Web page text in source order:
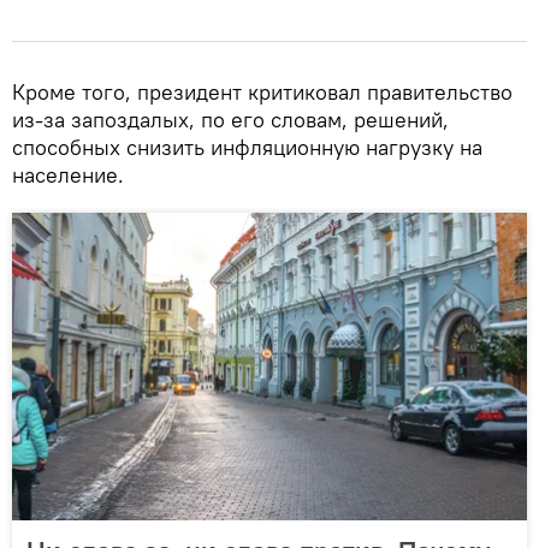
Кроме того, президент критиковал правительство
из-за запоздалых, по его словам, решений,
способных снизить инфляционную нагрузку на
население.